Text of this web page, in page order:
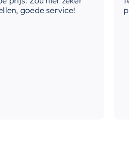
goede service!